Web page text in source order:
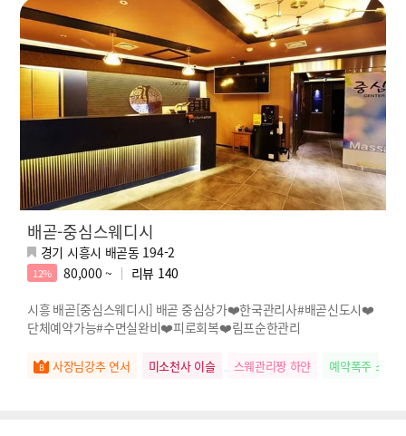
배곧-중심스웨디시
경기 시흥시 배곧동 194-2
12% 80,000 ~ 리뷰 140
시흥 배곧[중심스웨디시] 배곧 중심상가❤️한국관리사#배곧신도시❤️
단체예약가능#수면실완비❤️피로회복❤️림프순한관리
사장님강추 연서 미소천사 이슬 스웨관리짱 하얀 예약폭주 소희